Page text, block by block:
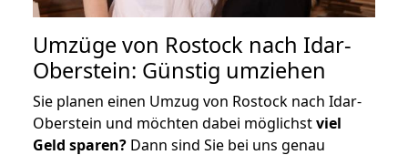
Umzüge von Rostock nach Idar-
Oberstein: Günstig umziehen
Sie planen einen Umzug von Rostock nach Idar-
Oberstein und möchten dabei möglichstviel
Geld sparen? Dann sind Sie bei uns genau